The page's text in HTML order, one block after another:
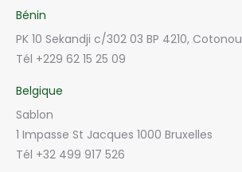
Bénin
PK 10 Sekandji c/302 03 BP 4210, Cotonou
Tél +229 62 15 25 09
Belgique
Sablon
1 Impasse St Jacques 1000 Bruxelles
Tél +32 499 917 526